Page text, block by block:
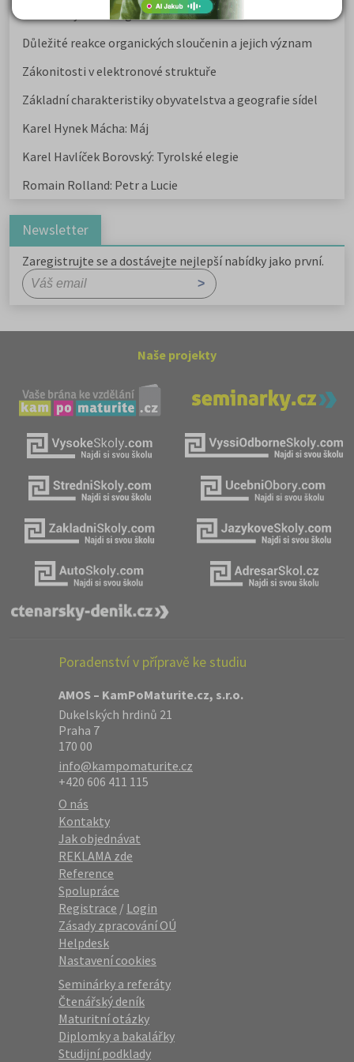
Kritika hry M. L. King v Salesiánském divadle
Důležité reakce organických sloučenin a jejich význam
Zákonitosti v elektronové struktuře
Základní charakteristiky obyvatelstva a geografie sídel
Karel Hynek Mácha: Máj
Karel Havlíček Borovský: Tyrolské elegie
Romain Rolland: Petr a Lucie
Newsletter
Zaregistrujte se a dostávejte nejlepší nabídky jako první.
Naše projekty
Poradenství v přípravě ke studiu
AMOS – KamPoMaturite.cz, s.r.o.
Dukelských hrdinů 21
Praha 7
170 00
info@kampomaturite.cz
+420 606 411 115
O nás
Kontakty
Jak objednávat
REKLAMA zde
Reference
Spolupráce
Registrace / Login
Zásady zpracování OÚ
Helpdesk
Nastavení cookies
Seminárky a referáty
Čtenářský deník
Maturitní otázky
Diplomky a bakalářky
Studijní podklady